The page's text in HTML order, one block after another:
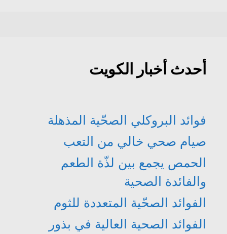
أحدث أخبار الكويت
فوائد البروكلي الصحّية المذهلة
صيام صحي خالي من التعب
الحمص يجمع بين لذّة الطعم
والفائدة الصحية
الفوائد الصحّية المتعددة للثوم
الفوائد الصحية العالية في بذور